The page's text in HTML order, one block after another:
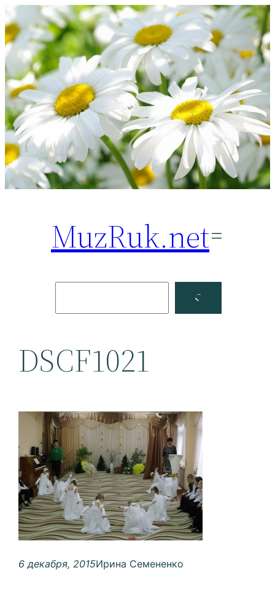
Перейти
к
содержимому
MuzRuk.net
Facebook
DSCF1021
6 декабря, 2015Ирина Семененко